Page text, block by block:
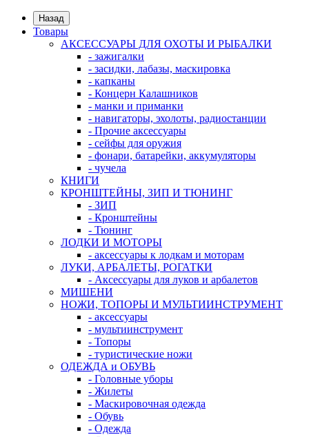
Назад
Товары
АКСЕССУАРЫ ДЛЯ ОХОТЫ И РЫБАЛКИ
- зажигалки
- засидки, лабазы, маскировка
- капканы
- Концерн Калашников
- манки и приманки
- навигаторы, эхолоты, радиостанции
- Прочие аксессуары
- сейфы для оружия
- фонари, батарейки, аккумуляторы
- чучела
КНИГИ
КРОНШТЕЙНЫ, ЗИП И ТЮНИНГ
- ЗИП
- Кронштейны
- Тюнинг
ЛОДКИ И МОТОРЫ
- аксессуары к лодкам и моторам
ЛУКИ, АРБАЛЕТЫ, РОГАТКИ
- Аксессуары для луков и арбалетов
МИШЕНИ
НОЖИ, ТОПОРЫ И МУЛЬТИИНСТРУМЕНТ
- аксессуары
- мультиинструмент
- Топоры
- туристические ножи
ОДЕЖДА и ОБУВЬ
- Головные уборы
- Жилеты
- Маскировочная одежда
- Обувь
- Одежда